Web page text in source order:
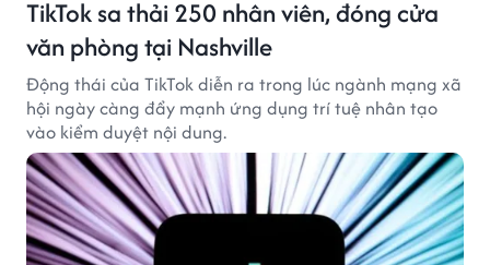
TikTok sa thải 250 nhân viên, đóng cửa
văn phòng tại Nashville
Động thái của TikTok diễn ra trong lúc ngành mạng xã
hội ngày càng đẩy mạnh ứng dụng trí tuệ nhân tạo
vào kiểm duyệt nội dung.